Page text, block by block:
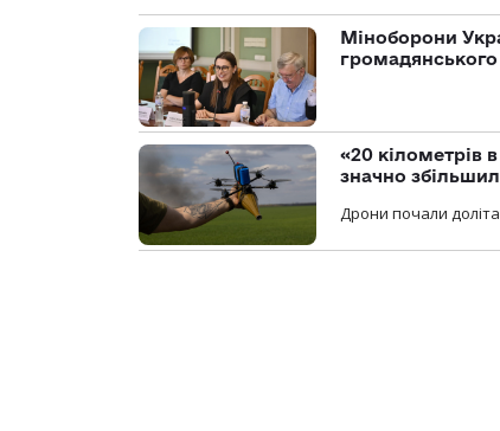
Міноборони
«20 кілометрів
значно
Дрони почали